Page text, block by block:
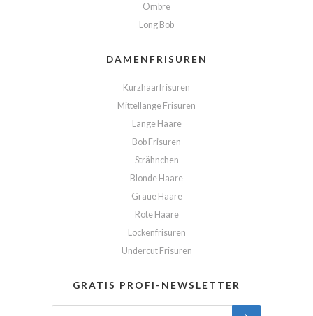
Ombre
Long Bob
DAMENFRISUREN
Kurzhaarfrisuren
Mittellange Frisuren
Lange Haare
Bob Frisuren
Strähnchen
Blonde Haare
Graue Haare
Rote Haare
Lockenfrisuren
Undercut Frisuren
GRATIS PROFI-NEWSLETTER